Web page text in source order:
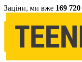
Заціни, ми вже 169 720